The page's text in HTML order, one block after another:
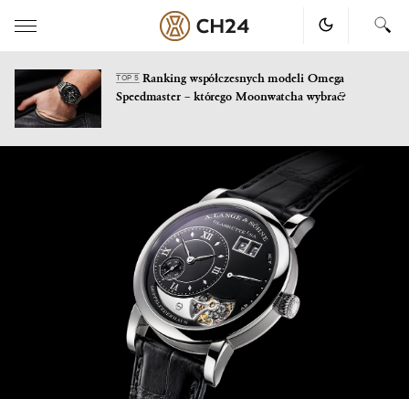
TOP 5Ranking współczesnych modeli Omega
Speedmaster – którego Moonwatcha wybrać?